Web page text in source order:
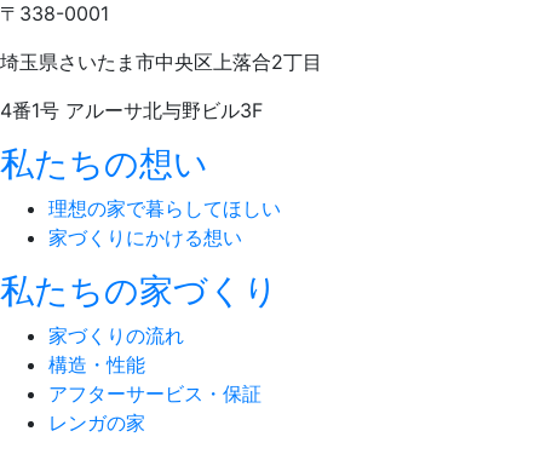
〒338-0001
埼玉県さいたま市中央区上落合2丁目
4番1号 アルーサ北与野ビル3F
私たちの想い
理想の家で暮らしてほしい
家づくりにかける想い
私たちの家づくり
家づくりの流れ
構造・性能
アフターサービス・保証
レンガの家